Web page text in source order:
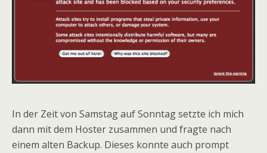
In der Zeit von Samstag auf Sonntag setzte ich mich
dann mit dem Hoster zusammen und fragte nach
einem alten Backup. Dieses konnte auch prompt